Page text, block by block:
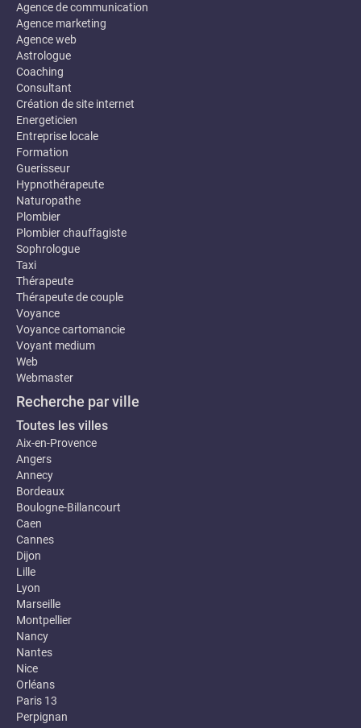
Agence de communication
Agence marketing
Agence web
Astrologue
Coaching
Consultant
Création de site internet
Energeticien
Entreprise locale
Formation
Guerisseur
Hypnothérapeute
Naturopathe
Plombier
Plombier chauffagiste
Sophrologue
Taxi
Thérapeute
Thérapeute de couple
Voyance
Voyance cartomancie
Voyant medium
Web
Webmaster
Recherche par ville
Toutes les villes
Aix-en-Provence
Angers
Annecy
Bordeaux
Boulogne-Billancourt
Caen
Cannes
Dijon
Lille
Lyon
Marseille
Montpellier
Nancy
Nantes
Nice
Orléans
Paris 13
Perpignan